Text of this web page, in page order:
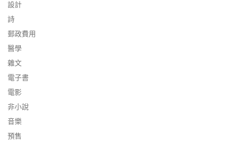
設計
詩
郵政費用
醫學
雜文
電子書
電影
非小說
音樂
預售